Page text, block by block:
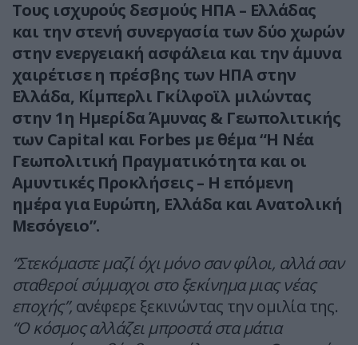
Τους ισχυρούς δεσμούς ΗΠΑ – Ελλάδας
και την στενή συνεργασία των δύο χωρών
στην ενεργειακή ασφάλεια και την άμυνα
χαιρέτισε η πρέσβης των ΗΠΑ στην
Ελλάδα, Κίμπερλι Γκίλφοϊλ μιλώντας
στην 1η Ημερίδα Άμυνας & Γεωπολιτικής
των Capital και Forbes με θέμα “Η Νέα
Γεωπολιτική Πραγματικότητα και οι
Αμυντικές Προκλήσεις – Η επόμενη
ημέρα για Ευρώπη, Ελλάδα και Ανατολική
Μεσόγειο”.
“Στεκόμαστε μαζί όχι μόνο σαν φίλοι, αλλά σαν
σταθεροί σύμμαχοι στο ξεκίνημα μιας νέας
εποχής”, ανέφερε ξεκινώντας την ομιλία της.
“Ο κόσμος αλλάζει μπροστά στα μάτια